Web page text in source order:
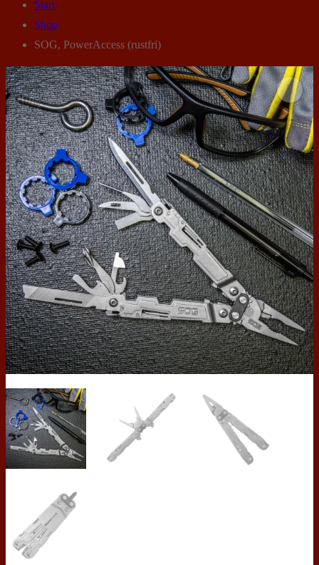
Start
Shop
SOG, PowerAccess (rustfri)
🔍